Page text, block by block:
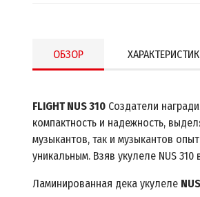
ОБЗОР
FLIGHT NUS 310 Создатели
компактность и надежность,
музыкантов, так и музыкантов
уникальным. Взяв укулеле NUS
Ламинированная дека укулеле